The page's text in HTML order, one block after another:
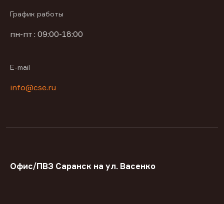
График работы
пн-пт : 09:00-18:00
E-mail
info@cse.ru
Офис/ПВЗ Саранск на ул. Васенко